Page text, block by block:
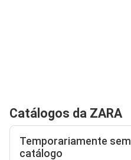
Catálogos da ZARA
Temporariamente sem
catálogo